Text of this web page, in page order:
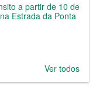
a partir de 10 de
Estrada da Ponta
Ver todos